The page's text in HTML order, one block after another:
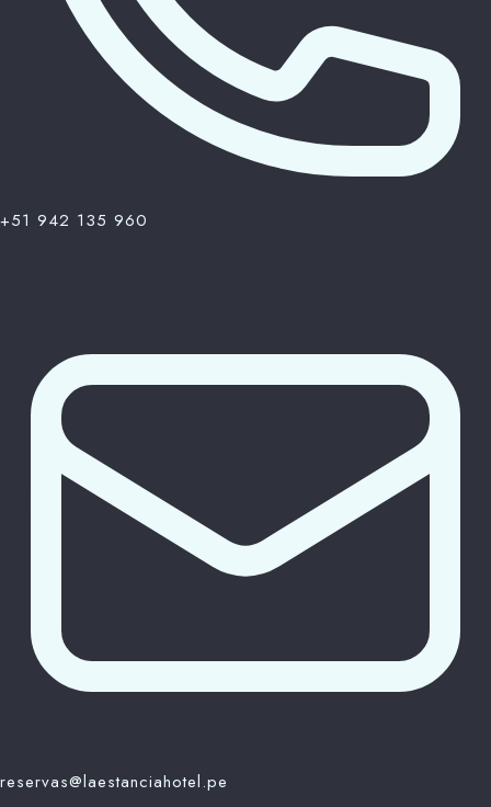
+51 942 135 960
reservas@laestanciahotel.pe